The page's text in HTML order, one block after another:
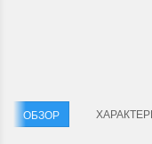
ОБЗОР